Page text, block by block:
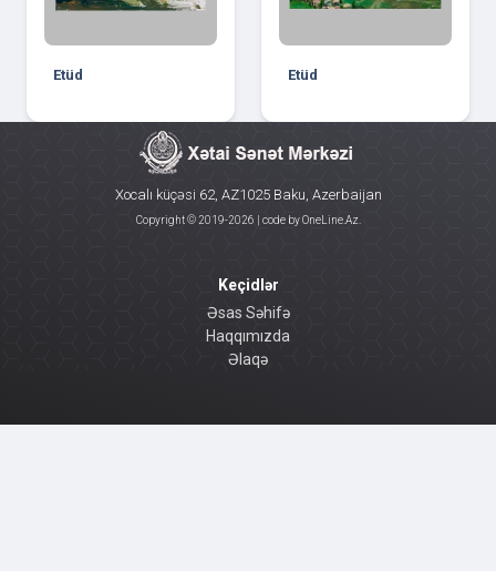
Etüd Etüd
Xocalı küçəsi 62, AZ1025 Baku, Azerbaijan
Copyright © 2019-2026 | code byOneLine.Az
Keçidlər
Əsas Səhifə
Haqqımızda
Əlaqə